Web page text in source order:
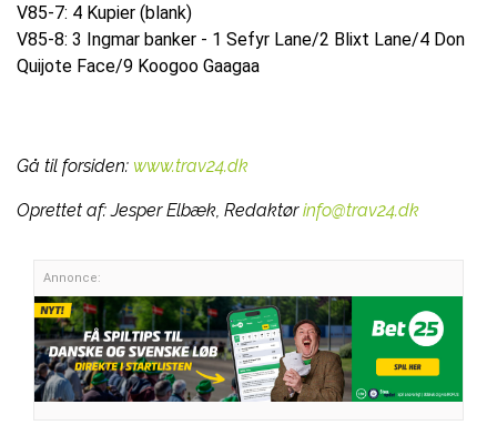
V85-7: 4 Kupier (blank)
V85-8: 3 Ingmar banker - 1 Sefyr Lane/2 Blixt Lane/4 Don
Quijote Face/9 Koogoo Gaagaa
Gå til forsiden: www.trav24.dk
Oprettet af:Jesper Elbæk, Redaktør info@trav24.dk
Annonce: